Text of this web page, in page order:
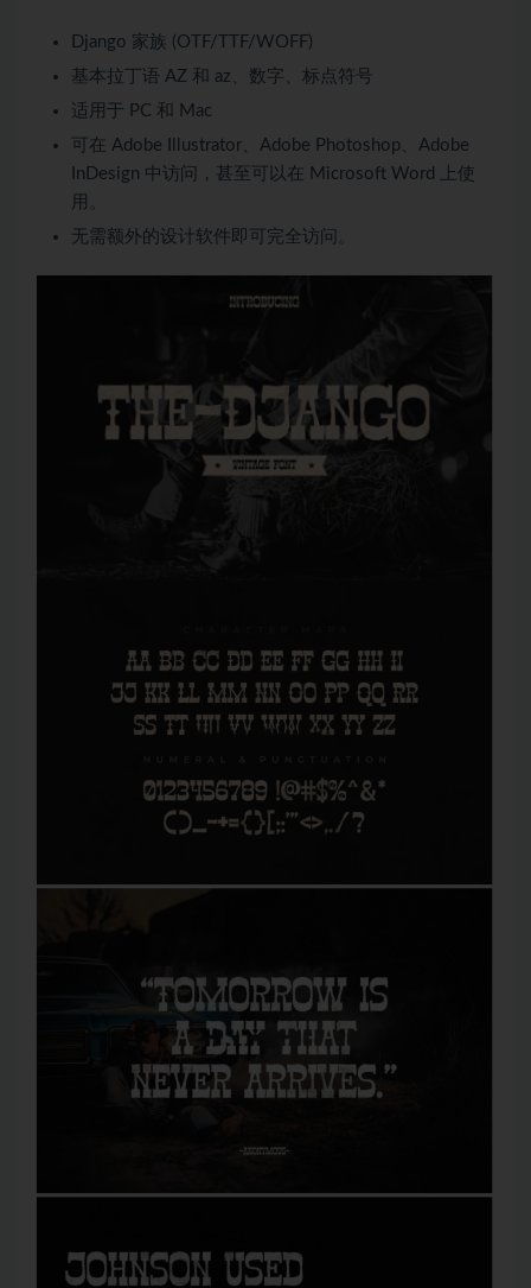
Django 家族 (OTF/TTF/WOFF)
基本拉丁语 AZ 和 az、数字、标点符号
适用于 PC 和 Mac
可在 Adob​​e Illustrator、Adobe Photoshop、Adobe
InDesign 中访问，甚至可以在 Microsoft Word 上使
用。
无需额外的设计软件即可完全访问。